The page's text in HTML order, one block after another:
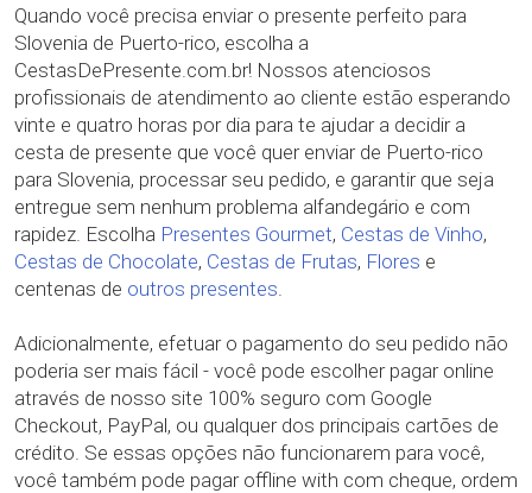
Quando você precisa enviar o presente perfeito para
Slovenia de Puerto-rico, escolha a
CestasDePresente.com.br! Nossos atenciosos
profissionais de atendimento ao cliente estão esperando
vinte e quatro horas por dia para te ajudar a decidir a
cesta de presente que você quer enviar de Puerto-rico
para Slovenia, processar seu pedido, e garantir que seja
entregue sem nenhum problema alfandegário e com
rapidez. Escolha Presentes Gourmet, Cestas de Vinho,
Cestas de Chocolate, Cestas de Frutas, Flores e
centenas de outros presentes.
Adicionalmente, efetuar o pagamento do seu pedido não
poderia ser mais fácil - você pode escolher pagar online
através de nosso site 100% seguro com Google
Checkout, PayPal, ou qualquer dos principais cartões de
crédito. Se essas opções não funcionarem para você,
você também pode pagar offline with com cheque, ordem